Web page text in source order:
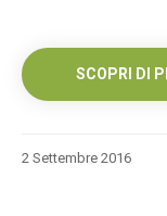
SCOPRI DI
2 Settembre 2016